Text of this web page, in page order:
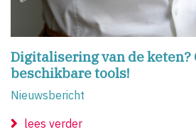
Digitalisering van de keten?
beschikbare tools!
Nieuwsbericht
lees verder